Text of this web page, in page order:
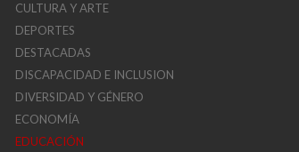
CULTURA Y ARTE
DEPORTES
DESTACADAS
DISCAPACIDAD E INCLUSION
DIVERSIDAD Y GÉNERO
ECONOMÍA
EDUCACIÓN